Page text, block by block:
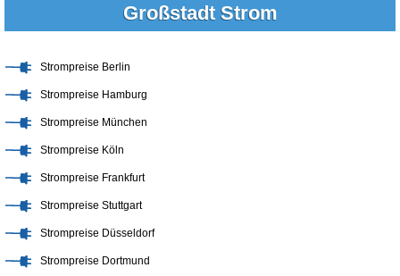
Großstadt Strom
Strompreise Berlin
Strompreise Hamburg
Strompreise München
Strompreise Köln
Strompreise Frankfurt
Strompreise Stuttgart
Strompreise Düsseldorf
Strompreise Dortmund